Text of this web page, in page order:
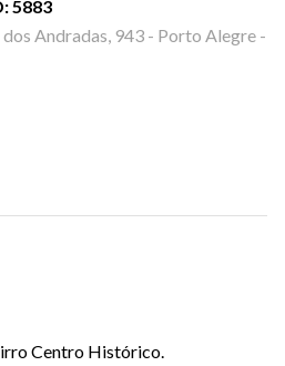
5883
dos Andradas, 943 - Porto Alegre -
Centro Histórico.